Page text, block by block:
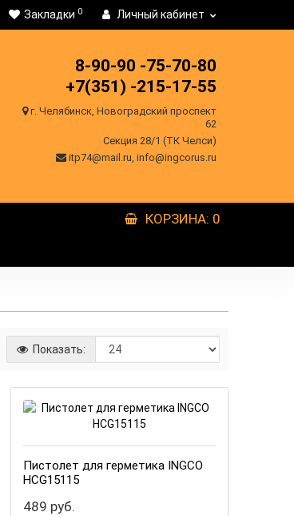
Закладки 0 Личный кабинет
8-90-90 -75-70-80
+7(351) -215-17-55
г. Челябинск, Новоградский проспект
62
Секция 28/1 (ТК Челси)
itp74@mail.ru, info@ingcorus.ru
КОРЗИНА: 0
Показать:
Пистолет для герметика INGCO
HCG15115
489 руб.